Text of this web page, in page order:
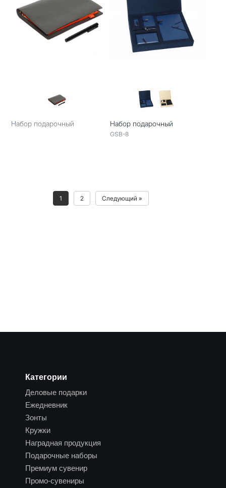
Набор подарочный Набор подарочный
GSB-8
1 2 Следующий »
Категории
Деловые подарки
Ежедневник
Зонты
Кружки
Наградная продукция
Подарочные наборы
Премиум сувенир
Промо-сувениры